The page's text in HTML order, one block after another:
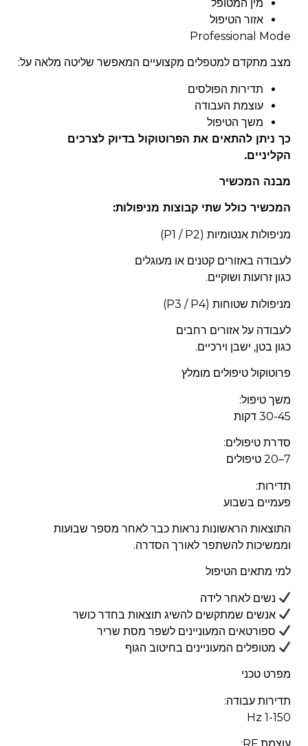
מין המטופל
אזור הטיפול
Professional Mode
מצב מתקדם למטפלים מקצועיים המאפשר שליטה מלאה על:
תדירות הפולסים
עוצמת העבודה
משך הטיפול
כך ניתן להתאים את הפרוטוקול בדיוק לצרכים
הקליניים.
מבנה המכשיר
המכשיר כולל שתי קבוצות מניפולות:
מניפולות אנטומיות (P1 / P2)
לעבודה באזורים קטנים או מעוגלים
כגון זרועות ושוקיים.
מניפולות שטוחות (P3 / P4)
לעבודה על אזורים רחבים
כגון בטן, ישבן וירכיים.
פרוטוקול טיפולים מומלץ
משך טיפול:
30-45 דקות
סדרת טיפולים:
7–20 טיפולים
תדירות:
פעמיים בשבוע
התוצאות הראשונות נראות כבר לאחר מספר שבועות
וממשיכות להשתפר לאורך הסדרה.
למי מתאים הטיפול
נשים לאחר לידה
אנשים שמתקשים להשיג תוצאות בחדר כושר
ספורטאים המעוניינים לשפר מסת שריר
מטופלים המעוניינים בחיטוב הגוף
מפרט טכני
תדירות עבודה:
1-150 Hz